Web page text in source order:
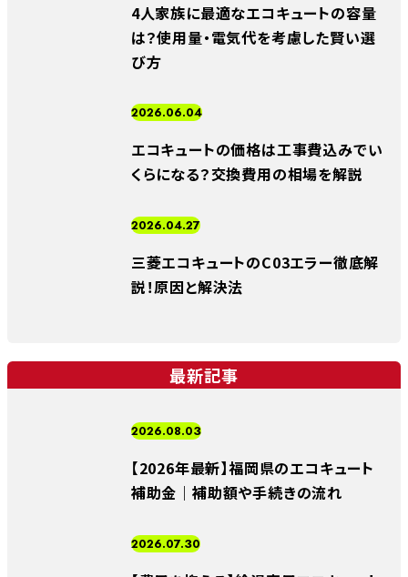
4人家族に最適なエコキュートの容量
は？使用量・電気代を考慮した賢い選
び方
2026.06.04
エコキュートの価格は工事費込みでい
くらになる？交換費用の相場を解説
2026.04.27
三菱エコキュートのC03エラー徹底解
説！原因と解決法
最新記事
2026.08.03
【2026年最新】福岡県のエコキュート
補助金｜補助額や手続きの流れ
2026.07.30